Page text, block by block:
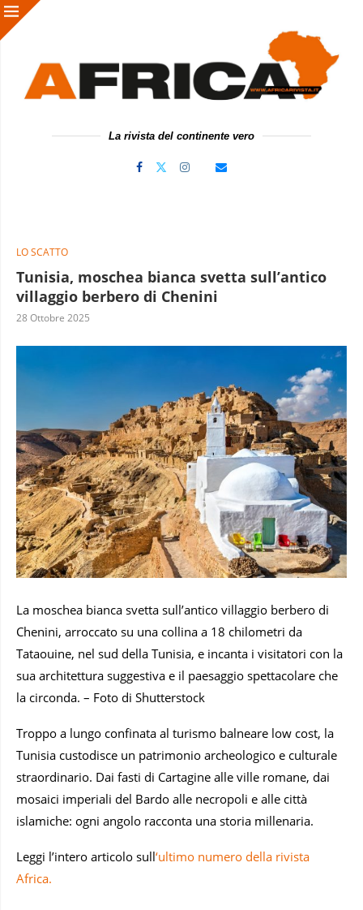
La rivista del continente vero
LO SCATTO
Tunisia, moschea bianca svetta sull’antico
villaggio berbero di Chenini
28 Ottobre 2025
La moschea bianca svetta sull’antico villaggio berbero di
Chenini, arroccato su una collina a 18 chilometri da
Tataouine, nel sud della Tunisia, e incanta i visitatori con la
sua architettura suggestiva e il paesaggio spettacolare che
la circonda. – Foto di Shutterstock
Troppo a lungo confinata al turismo balneare low cost, la
Tunisia custodisce un patrimonio archeologico e culturale
straordinario. Dai fasti di Cartagine alle ville romane, dai
mosaici imperiali del Bardo alle necropoli e alle città
islamiche: ogni angolo racconta una storia millenaria.
Leggi l’intero articolo sull‘ultimo numero della rivista
Africa.